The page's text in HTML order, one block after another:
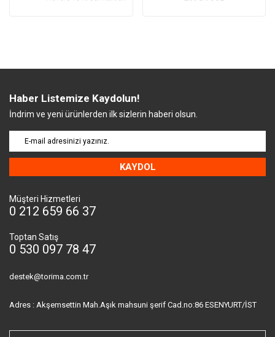
Haber Listemize Kaydolun!
İndrim ve yeni ürünlerden ilk sizlerin haberi olsun.
KAYDOL
Müşteri Hizmetleri
0 212 659 66 37
Toptan Satış
0 530 097 78 47
destek@torima.com.tr
Adres : Akşemsettin Mah.Aşık mahsuni şerif Cad.no:86 ESENYURT/İST